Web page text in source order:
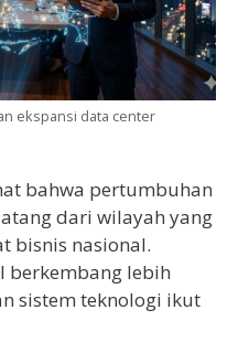
ekspansi data center
bahwa pertumbuhan
dari wilayah yang
bisnis nasional.
berkembang lebih
sistem teknologi ikut